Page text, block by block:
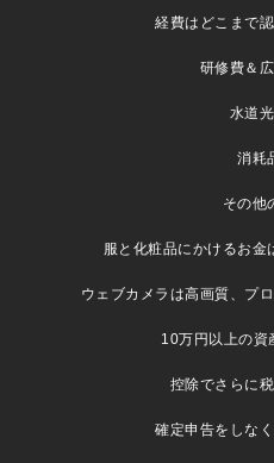
経費はどこまで
研修費＆
水道
消耗
その他
服と化粧品にかけるお金
ウェブカメラは高画質、プ
10万円以上の資
控除でさらに
確定申告をしな